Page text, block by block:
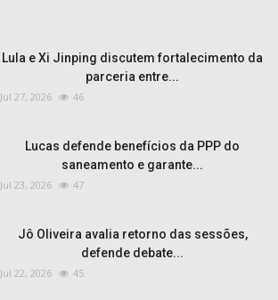
Lula e Xi Jinping discutem fortalecimento da
parceria entre...
Jul 27, 2026 46
Lucas defende benefícios da PPP do
saneamento e garante...
Jul 23, 2026 47
Jô Oliveira avalia retorno das sessões,
defende debate...
Jul 22, 2026 45